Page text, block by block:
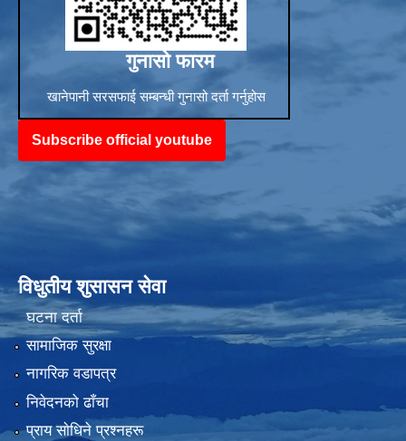
गुनासो फारम
खानेपानी सरसफाई सम्बन्धी गुनासो दर्ता गर्नुहोस
Subscribe official youtube
विधुतीय शुसासन सेवा
घटना दर्ता
सामाजिक सुरक्षा
नागरिक वडापत्र
निवेदनको ढाँचा
प्राय साेधिने प्रश्नहरू